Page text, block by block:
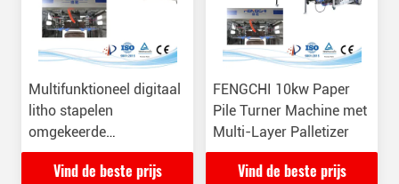
Multifunktioneel digitaal
litho stapelen
omgekeerde
papierstapel-turner met
stofverwijder
Vind de beste prijs
FENGCHI 10kw Paper
Pile Turner Machine met
Multi-Layer Palletizer
Vind de beste prijs